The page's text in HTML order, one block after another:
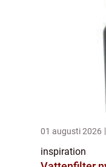
01 augusti 2026
inspiration